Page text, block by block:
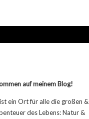
auf meinem Blog!
ein Ort für alle die großen &
des Lebens: Natur &